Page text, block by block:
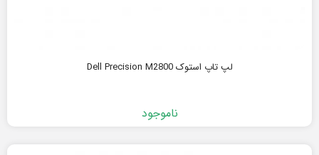
لپ تاپ استوک Dell Precision M2800
ناموجود